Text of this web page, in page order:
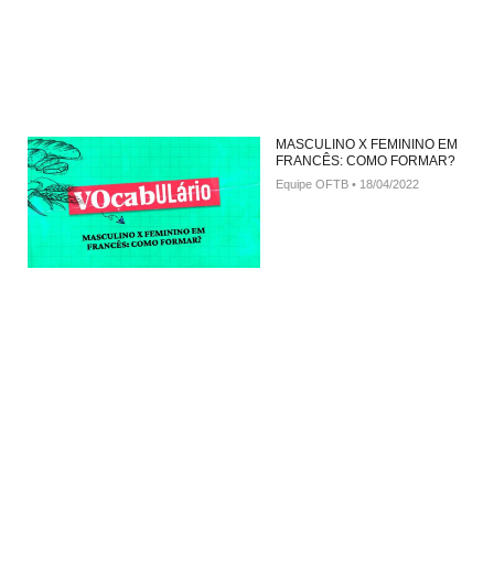
MASCULINO X FEMININO EM
FRANCÊS: COMO FORMAR?
Equipe OFTB 18/04/2022